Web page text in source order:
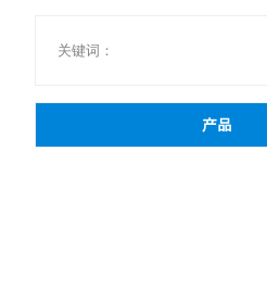
关键词：
产品